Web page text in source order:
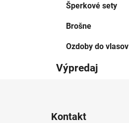
Šperkové sety
Brošne
Ozdoby do vlasov
Výpredaj
Kontakt